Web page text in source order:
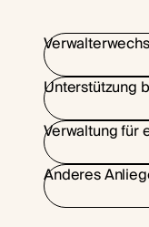
Unterstützung
Verwaltung für
Anderes